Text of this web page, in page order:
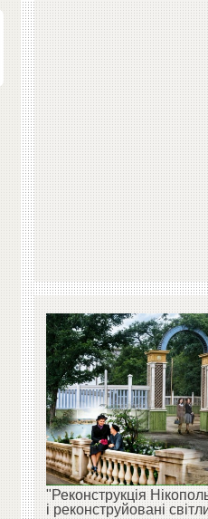
"Реконструкція
і реконструйовані